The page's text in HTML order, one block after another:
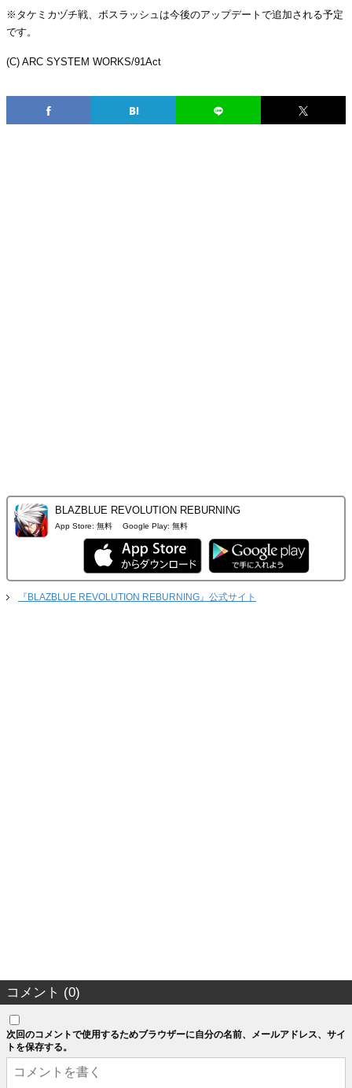
※タケミカヅチ戦、ボスラッシュは今後のアップデートで追加される予定
です。
(C) ARC SYSTEM WORKS/91Act
BLAZBLUE REVOLUTION REBURNING
App Store: 無料 Google Play: 無料
『BLAZBLUE REVOLUTION REBURNING』公式サイト
コメント (0)
次回のコメントで使用するためブラウザーに自分の名前、メールアドレス、サイ
トを保存する。